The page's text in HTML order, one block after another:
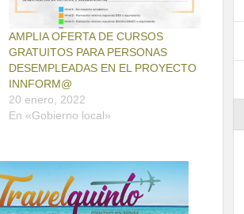
AMPLIA OFERTA DE CURSOS
GRATUITOS PARA PERSONAS
DESEMPLEADAS EN EL PROYECTO
INNFORM@
20 enero, 2022
En «Gobierno local»